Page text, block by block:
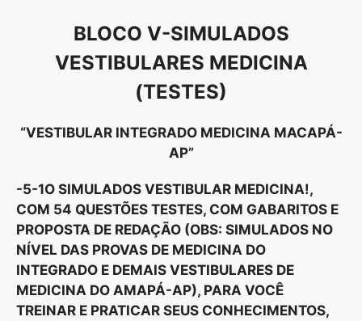
BLOCO V-SIMULADOS
VESTIBULARES MEDICINA
(TESTES)
“VESTIBULAR INTEGRADO MEDICINA MACAPÁ-
AP”
-5-1O SIMULADOS VESTIBULAR MEDICINA!,
COM 54 QUESTÕES TESTES, COM GABARITOS E
PROPOSTA DE REDAÇÃO (OBS: SIMULADOS NO
NÍVEL DAS PROVAS DE MEDICINA DO
INTEGRADO E DEMAIS VESTIBULARES DE
MEDICINA DO AMAPÁ-AP), PARA VOCÊ
TREINAR E PRATICAR SEUS CONHECIMENTOS,